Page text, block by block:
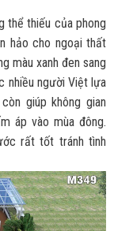
thể thiếu của phong
hảo cho ngoại thất
màu xanh đen sang
nhiều người Việt lựa
giúp không gian
áp vào mùa đông.
rất tốt tránh tình